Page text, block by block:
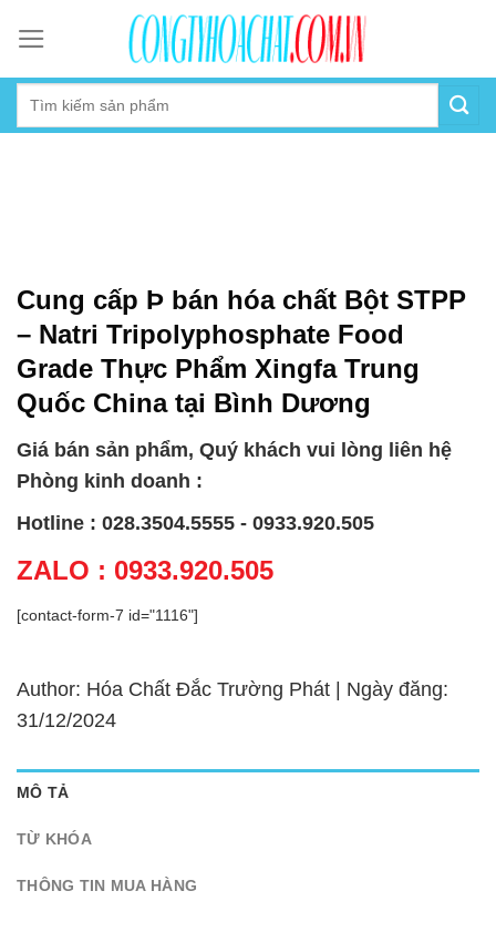
content
Cung cấp Þ bán hóa chất Bột STPP
– Natri Tripolyphosphate Food
Grade Thực Phẩm Xingfa Trung
Quốc China tại Bình Dương
Giá bán sản phẩm, Quý khách vui lòng liên hệ
Phòng kinh doanh :
Hotline : 028.3504.5555 - 0933.920.505
ZALO : 0933.920.505
[contact-form-7 id="1116"]
Author: Hóa Chất Đắc Trường Phát | Ngày đăng:
31/12/2024
MÔ TẢ
TỪ KHÓA
THÔNG TIN MUA HÀNG